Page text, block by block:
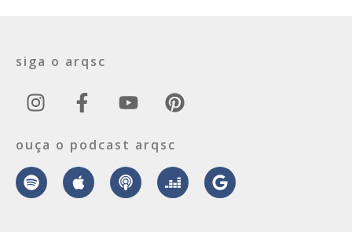
siga o arqsc
ouça o podcast arqsc